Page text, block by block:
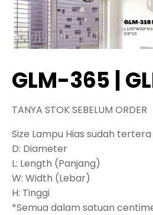
GLM-365 |
TANYA STOK SEBELUM ORDER
Size Lampu Hias sudah
D: Diameter
L: Length (Panjang)
W: Width (Lebar)
H: Tinggi
*Semua dalam satuan